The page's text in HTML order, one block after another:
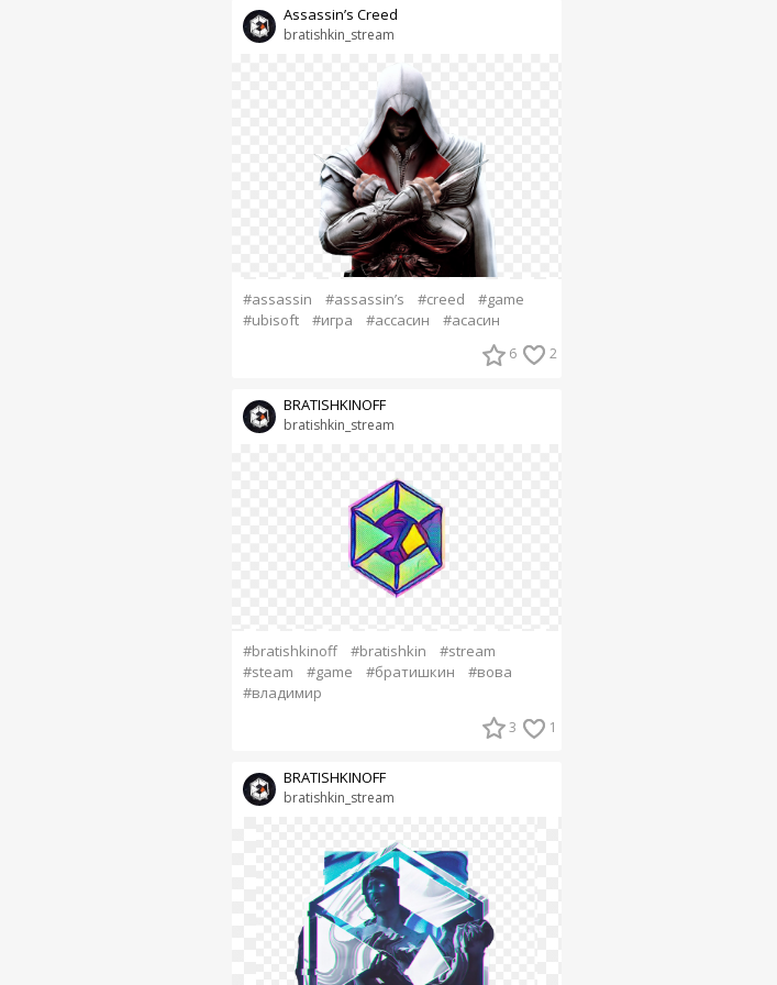
bratishkin_stream
Assassin’s Creed
#assassin #assassin’s #creed
#game
#ubisoft
#игра #ассасин #асасин
6 2
bratishkin_stream
BRATISHKINOFF
#bratishkinoff #bratishkin
#stream
#steam
#game #братишкин
#вова
#владимир
3 1
bratishkin_stream
BRATISHKINOFF